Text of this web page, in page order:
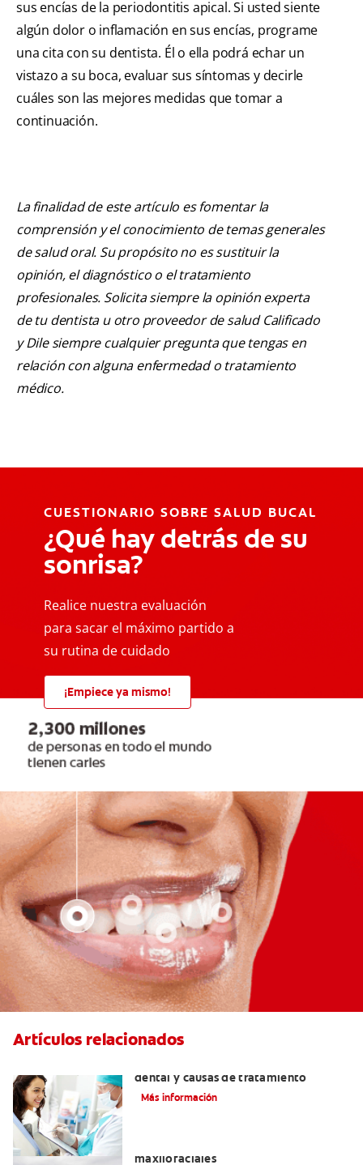
sus encías de la periodontitis apical. Si usted siente
algún dolor o inflamación en sus encías, programe
una cita con su dentista. Él o ella podrá echar un
vistazo a su boca, evaluar sus síntomas y decirle
cuáles son las mejores medidas que tomar a
continuación.
La finalidad de este artículo es fomentar la
comprensión y el conocimiento de temas generales
de salud oral. Su propósito no es sustituir la
opinión, el diagnóstico o el tratamiento
profesionales. Solicita siempre la opinión experta
de tu dentista u otro proveedor de salud Calificado
y Dile siempre cualquier pregunta que tengas en
relación con alguna enfermedad o tratamiento
médico.
CUESTIONARIO SOBRE SALUD BUCAL
¿Qué hay detrás de su
sonrisa?
Realice nuestra evaluación
para sacar el máximo partido a
su rutina de cuidado
¡Empiece ya mismo!
Artículos relacionados
dental y causas de tratamiento
Más información
maxilofaciales